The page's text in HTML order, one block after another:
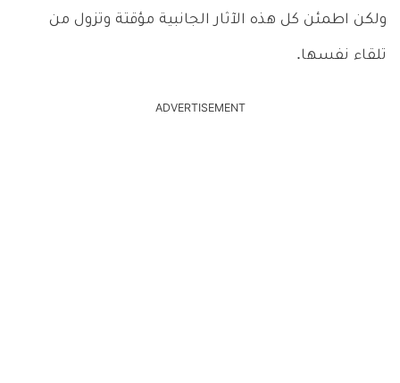
ولكن اطمئن كل هذه الآثار الجانبية مؤقتة وتزول من
تلقاء نفسها.
ADVERTISEMENT